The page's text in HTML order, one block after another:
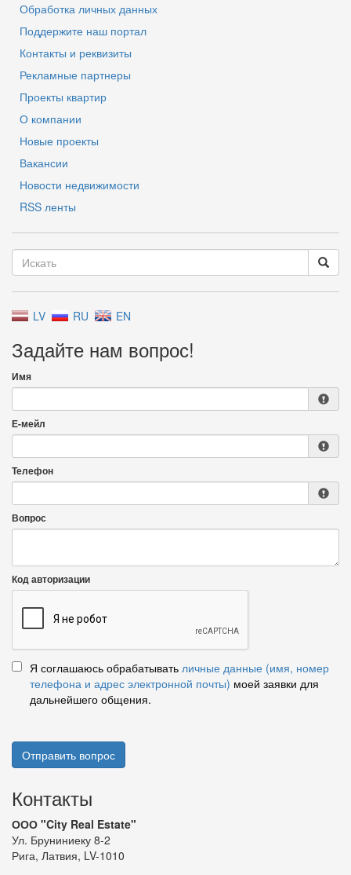
Обработка личных данных
Поддержите наш портал
Контакты и реквизиты
Рекламные партнеры
Проекты квартир
О компании
Новые проекты
Вакансии
Новости недвижимости
RSS ленты
LV RU EN
Задайте нам вопрос!
Имя
Е-мейл
Телефон
Вопрос
Код авторизации
Я соглашаюсь обрабатывать личные данные (имя, номер
телефона и адрес электронной почты) моей заявки для
дальнейшего общения.
Отправить вопрос
Контакты
ООО "City Real Estate"
Ул. Бруниниеку 8-2
Рига, Латвия, LV-1010